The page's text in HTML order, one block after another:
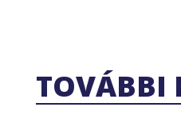
TOVÁBBI